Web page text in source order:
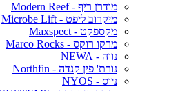
מודרן ריף - Modern Reef
מיקרוב ליפט - Microbe Lift
מקספקט - Maxspect
מרקו רוקס - Marco Rocks
נווה - NEWA
נורת' פין קנדה - Northfin
ניוס - NYOS